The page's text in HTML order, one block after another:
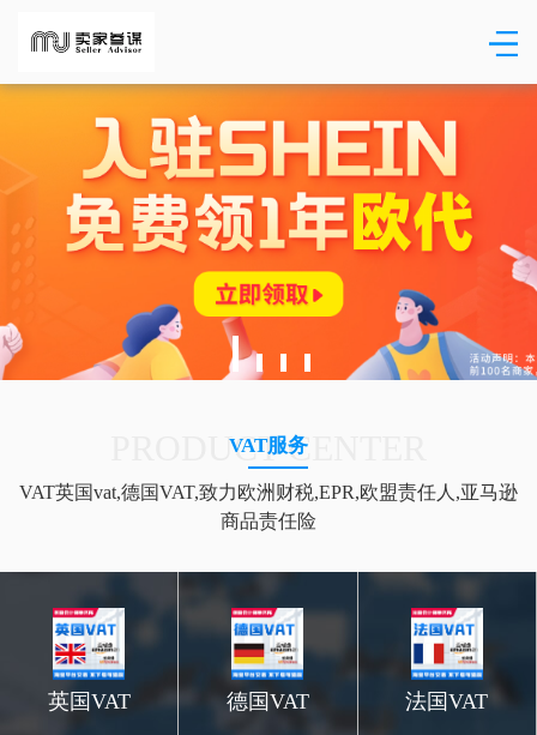
PRODUCT CENTER
VAT服务
VAT英国vat,德国VAT,致力欧洲财税,EPR,欧盟责任人,亚马逊
商品责任险
英国VAT 德国VAT 法国VAT